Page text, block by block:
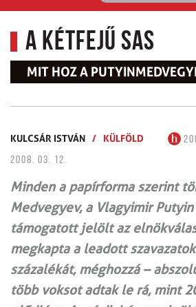
A kétfejű sas
MIT HOZ A
KULCSÁR ISTVÁN / KÜLFÖLD
2008. 03. 12.
Minden a papírforma szerint
Medvegyev, a Vlagyimir
támogatott jelölt az
megkapta a leadott
százalékát, méghozzá –
több voksot adtak le rá, mint